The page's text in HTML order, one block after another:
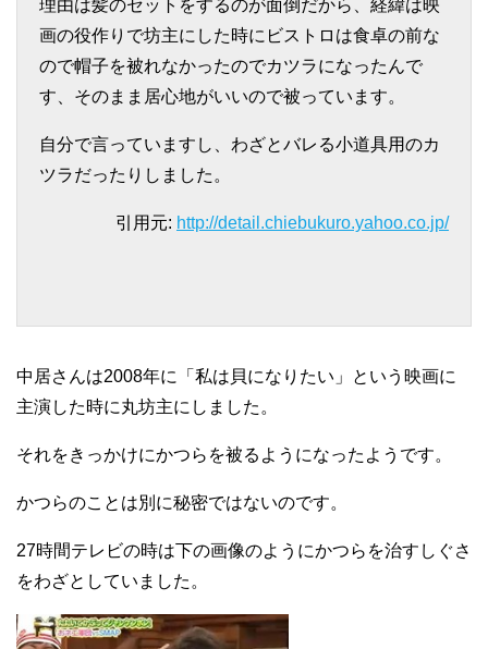
理由は髪のセットをするのが面倒だから、経緯は映
画の役作りで坊主にした時にビストロは食卓の前な
ので帽子を被れなかったのでカツラになったんで
す、そのまま居心地がいいので被っています。
自分で言っていますし、わざとバレる小道具用のカ
ツラだったりしました。
引用元: http://detail.chiebukuro.yahoo.co.jp/
中居さんは2008年に「私は貝になりたい」という映画に
主演した時に丸坊主にしました。
それをきっかけにかつらを被るようになったようです。
かつらのことは別に秘密ではないのです。
27時間テレビの時は下の画像のようにかつらを治すしぐさ
をわざとしていました。